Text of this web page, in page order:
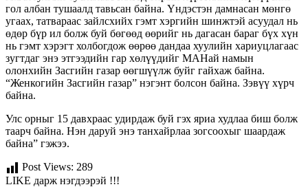
гол албан тушаалд тавьсан байна. Үндэстэн дамнасан мөнгө
угаах, татвараас зайлсхийх гэмт хэргийн шинжтэй асуудал нь
өдөр бүр ил болж буй бөгөөд өөрийг нь дагасан бараг бүх хүн
нь гэмт хэрэгт холбогдож өөрөө дандаа хуулийн хариуцлагаас
зугтдаг энэ этгээдийн гар хөлүүдийг МАНай намын
олонхийн Засгийн газар өөгшүүлж буйг гайхаж байна.
“Женкогийн Засгийн газар” нэгэнт болсон байна. Зэвүү хүрч
байна.
Улс орныг 15 давхраас удирдаж буй гэх яриа худлаа биш болж
таарч байна. Нэн даруй энэ танхайрлаа зогсоохыг шаардаж
байна” гэжээ.
Post Views: 289
LIKE дарж нэгдээрэй !!!